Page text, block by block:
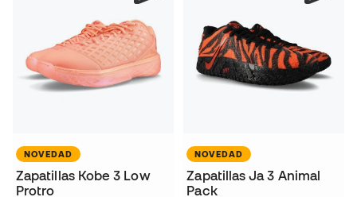
NOVEDAD
Zapatillas Kobe 3 Low
Protro
NOVEDAD
Zapatillas Ja 3 Animal
Pack